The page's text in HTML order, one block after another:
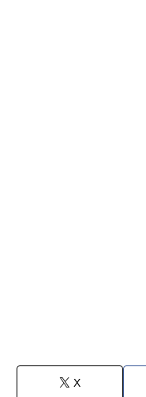
X